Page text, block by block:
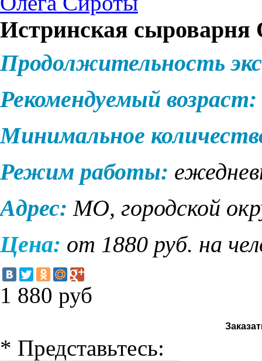
Истринская
Продолжительность
Рекомендуемый возраст:
Минимальное
Режим работы:
Адрес: МО, городской
Цена: от 1880 руб. на
1 880 руб
* Представьтесь: